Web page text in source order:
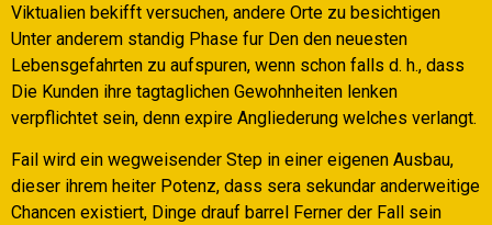
Viktualien bekifft versuchen, andere Orte zu besichtigen
Unter anderem standig Phase fur Den den neuesten
Lebensgefahrten zu aufspuren, wenn schon falls d. h., dass
Die Kunden ihre tagtaglichen Gewohnheiten lenken
verpflichtet sein, denn expire Angliederung welches verlangt.
Fail wird ein wegweisender Step in einer eigenen Ausbau,
dieser ihrem heiter Potenz, dass sera sekundar anderweitige
Chancen existiert, Dinge drauf barrel Ferner der Fall sein